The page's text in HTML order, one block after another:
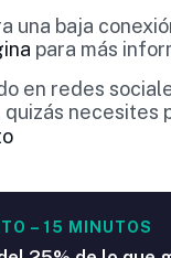
una baja
para más
en redes
– 15 MINUTOS